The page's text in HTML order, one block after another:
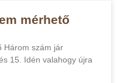
mérhető
Három szám jár
15. Idén valahogy újra